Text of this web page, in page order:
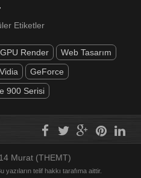
Etiketler
GPU Render
Web Tasarım
GeForce
900 Serisi
Murat (THEMT)
telif hakkı tarafıma aittir.